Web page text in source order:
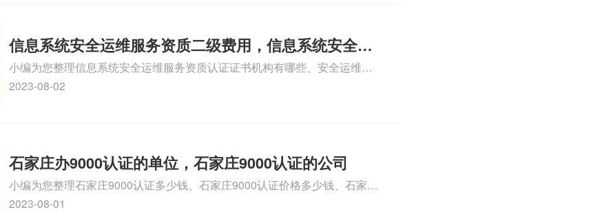
信息系统安全运维服务资质二级费用，信息系统安全运
维服务资质二级
小编为您整理信息系统安全运维服务资质认证证书机构有哪些、安全运维服
务资质的费用是多少啊、安全运维服务资质哪家便宜、安全运维服务资质认
2023-08-02
石家庄办9000认证的单位，石家庄9000认证的公司
小编为您整理石家庄9000认证多少钱、石家庄9000认证价格多少钱、石家庄
9000认证大概多少钱、石家庄9000认证价格贵吗、石家庄9000认证费用大概
2023-08-01